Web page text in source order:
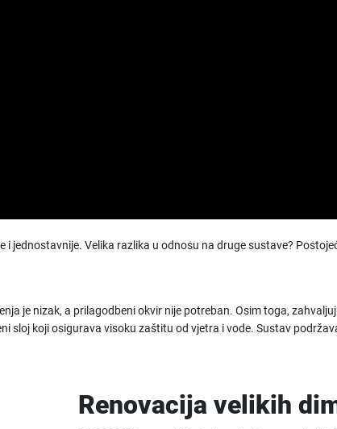
jednostavnije. Velika razlika u odnosu na druge sustave?
je nizak, a prilagodbeni okvir nije potreban. Osim toga,
sloj koji osigurava visoku zaštitu od vjetra i vode. Sustav
Renovacija velikih